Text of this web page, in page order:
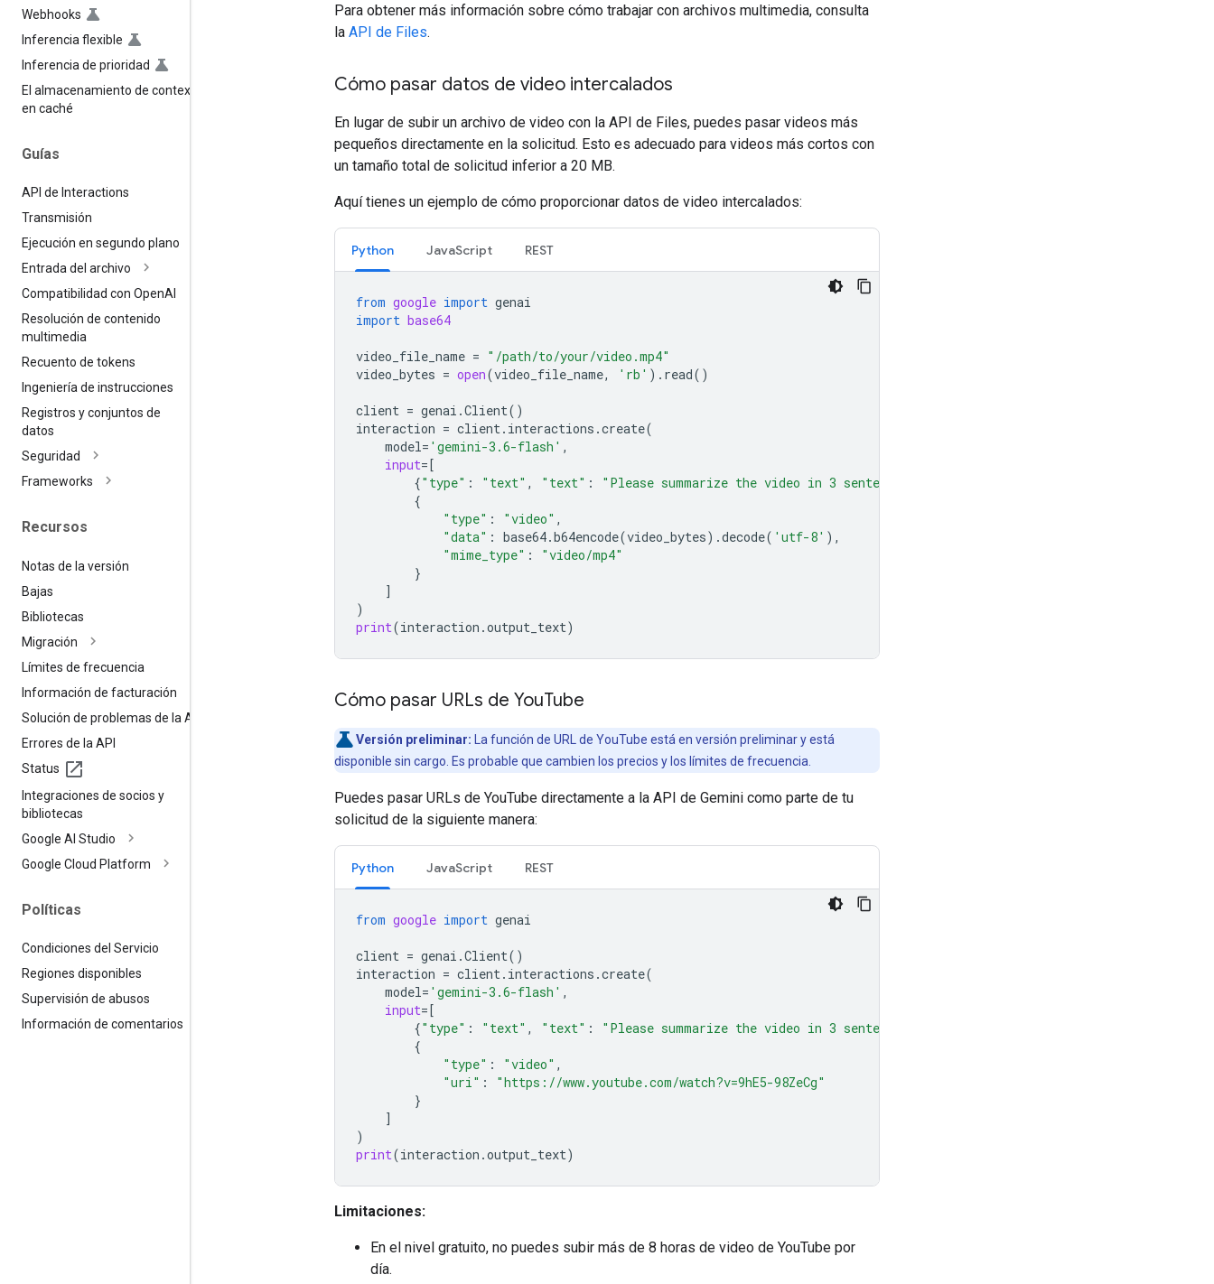
Webhooks
Inferencia flexible
Inferencia de prioridad
El almacenamiento de contexto
en caché
Guías
API de Interactions
Transmisión
Ejecución en segundo plano
Entrada del archivo
Compatibilidad con OpenAI
Resolución de contenido
multimedia
Recuento de tokens
Ingeniería de instrucciones
Registros y conjuntos de
datos
Seguridad
Frameworks
Recursos
Notas de la versión
Bajas
Bibliotecas
Migración
Límites de frecuencia
Información de facturación
Solución de problemas de la API
Errores de la API
Status
Integraciones de socios y
bibliotecas
Google AI Studio
Google Cloud Platform
Políticas
Condiciones del Servicio
Regiones disponibles
Supervisión de abusos
Información de comentarios
Para obtener más información sobre cómo trabajar con archivos multimedia, consulta
la API de Files.
Cómo pasar datos de video intercalados
En lugar de subir un archivo de video con la API de Files, puedes pasar videos más
pequeños directamente en la solicitud. Esto es adecuado para videos más cortos con
un tamaño total de solicitud inferior a 20 MB.
Aquí tienes un ejemplo de cómo proporcionar datos de video intercalados:
Python JavaScript REST
from google import genai
import base64
video_file_name = "/path/to/your/video.mp4"
video_bytes = open(video_file_name, 'rb' ) . read()
client = genai .Client()
interaction = client. interactions .create(
model= 'gemini-3.6-flash' ,
input=[
{"type" : "text" , "text" : "Please summarize the video in 3 sentences."
{
"type" : "video" ,
"data" : base64.b64encode(video_bytes) .decode( 'utf-8' ),
"mime_type" :
"video/mp4"
}
]
)
print(interaction .output_text)
Cómo pasar URLs de YouTube
Versión preliminar: La función de URL de YouTube está en versión preliminar y está
disponible sin cargo. Es probable que cambien los precios y los límites de frecuencia.
Puedes pasar URLs de YouTube directamente a la API de Gemini como parte de tu
solicitud de la siguiente manera:
Python JavaScript REST
from google import genai
client = genai .Client()
interaction = client. interactions .create(
model= 'gemini-3.6-flash' ,
input=[
{"type" : "text" , "text" : "Please summarize the video in 3 sentences."
{
"type" : "video" ,
"uri" :
"https://www.youtube.com/watch?v=9hE5-98ZeCg"
}
]
)
print(interaction .output_text)
Limitaciones:
En el nivel gratuito, no puedes subir más de 8 horas de video de YouTube por
día.